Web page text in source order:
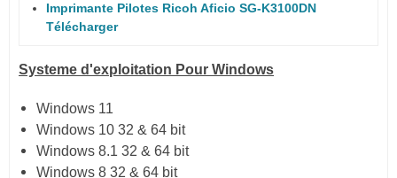
Imprimante Pilotes Ricoh Aficio SG-K3100DN
Télécharger
Systeme d'exploitation Pour Windows
Windows 11
Windows 10 32 & 64 bit
Windows 8.1 32 & 64 bit
Windows 8 32 & 64 bit